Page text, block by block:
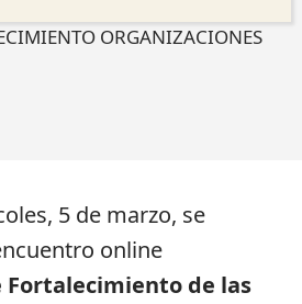
ORGANIZACIONES
5 de marzo, se
online
Fortalecimiento de las